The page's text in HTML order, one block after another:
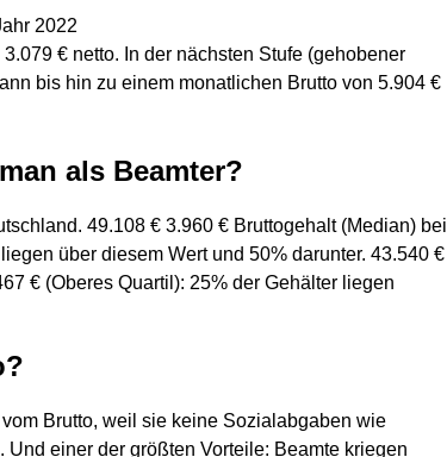
2022
€ netto. In der nächsten Stufe (gehobener
bis hin zu einem monatlichen Brutto von 5.904 €
als Beamter?
49.108 € 3.960 € Bruttogehalt (Median) bei
über diesem Wert und 50% darunter. 43.540 €
€ (Oberes Quartil): 25% der Gehälter liegen
Brutto, weil sie keine Sozialabgaben wie
einer der größten Vorteile: Beamte kriegen